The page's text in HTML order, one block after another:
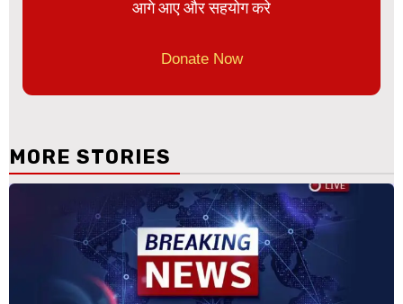
आगे आए और सहयोग करे
Donate Now
MORE STORIES